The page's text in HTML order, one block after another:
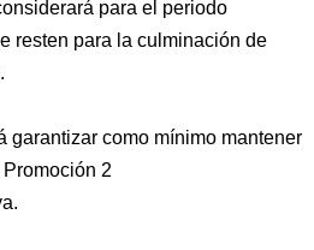
para el periodo
resten para la culminación de
garantizar como mínimo mantener
2